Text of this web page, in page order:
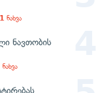
ნახვა
ნავთობის
ნახვა